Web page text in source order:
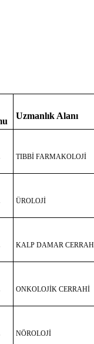
Uzmanlık Alanı
TIBBİ FARMAKOLOJİ
ÜROLOJİ
KALP DAMAR
ONKOLOJİK CERRAHİ
NÖROLOJİ